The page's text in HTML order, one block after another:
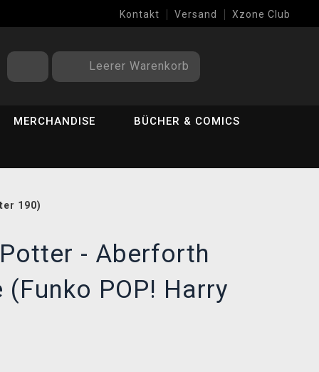
Kontakt Versand Xzone Club
Leerer Warenkorb
MERCHANDISE BÜCHER & COMICS
190)
- Aberforth
(Funko POP! Harry